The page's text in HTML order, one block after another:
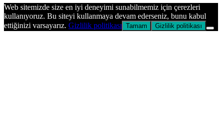
dön
tuşu
Web sitemizde size en iyi deneyimi sunabilmemiz için çerezleri
kullanıyoruz. Bu siteyi kullanmaya devam ederseniz, bunu kabul
ettiğinizi varsayarız. Gizlilik politikası Tamam Gizlilik politikası